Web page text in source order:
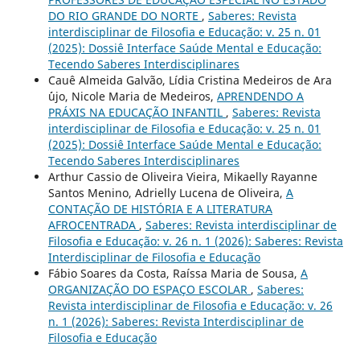
DO RIO GRANDE DO NORTE , Saberes: Revista
interdisciplinar de Filosofia e Educação: v. 25 n. 01
(2025): Dossiê Interface Saúde Mental e Educação:
Tecendo Saberes Interdisciplinares
Cauê Almeida Galvão, Lídia Cristina Medeiros de Ara
´´ujo, Nicole Maria de Medeiros, APRENDENDO A
PRÁXIS NA EDUCAÇÃO INFANTIL , Saberes: Revista
interdisciplinar de Filosofia e Educação: v. 25 n. 01
(2025): Dossiê Interface Saúde Mental e Educação:
Tecendo Saberes Interdisciplinares
Arthur Cassio de Oliveira Vieira, Mikaelly Rayanne
Santos Menino, Adrielly Lucena de Oliveira, A
CONTAÇÃO DE HISTÓRIA E A LITERATURA
AFROCENTRADA , Saberes: Revista interdisciplinar de
Filosofia e Educação: v. 26 n. 1 (2026): Saberes: Revista
Interdisciplinar de Filosofia e Educação
Fábio Soares da Costa, Raíssa Maria de Sousa, A
ORGANIZAÇÃO DO ESPAÇO ESCOLAR , Saberes:
Revista interdisciplinar de Filosofia e Educação: v. 26
n. 1 (2026): Saberes: Revista Interdisciplinar de
Filosofia e Educação